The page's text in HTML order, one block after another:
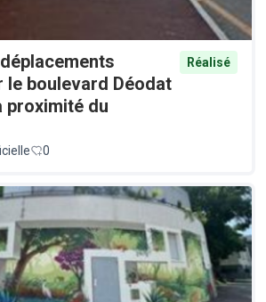
le boulevard Déodat
proximité du
Réalisé
0